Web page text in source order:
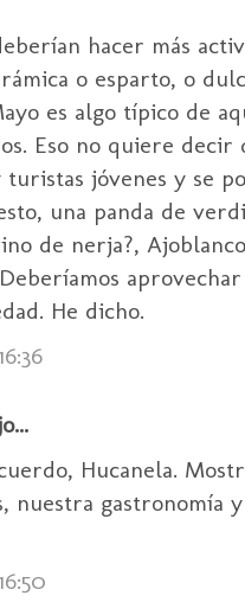
hacer más
o esparto, o
es algo típico de
Eso no quiere
turistas jóvenes y se
una panda de
de nerja?,
He dicho.
Hucanela.
nuestra gastronomía